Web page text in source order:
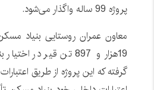
پروژه 99 ساله واگذار می‌شود.
معاون عمران روستایی بنیاد
19هزار و 897 تن قیر در
گرفته که این پروژه از طریق